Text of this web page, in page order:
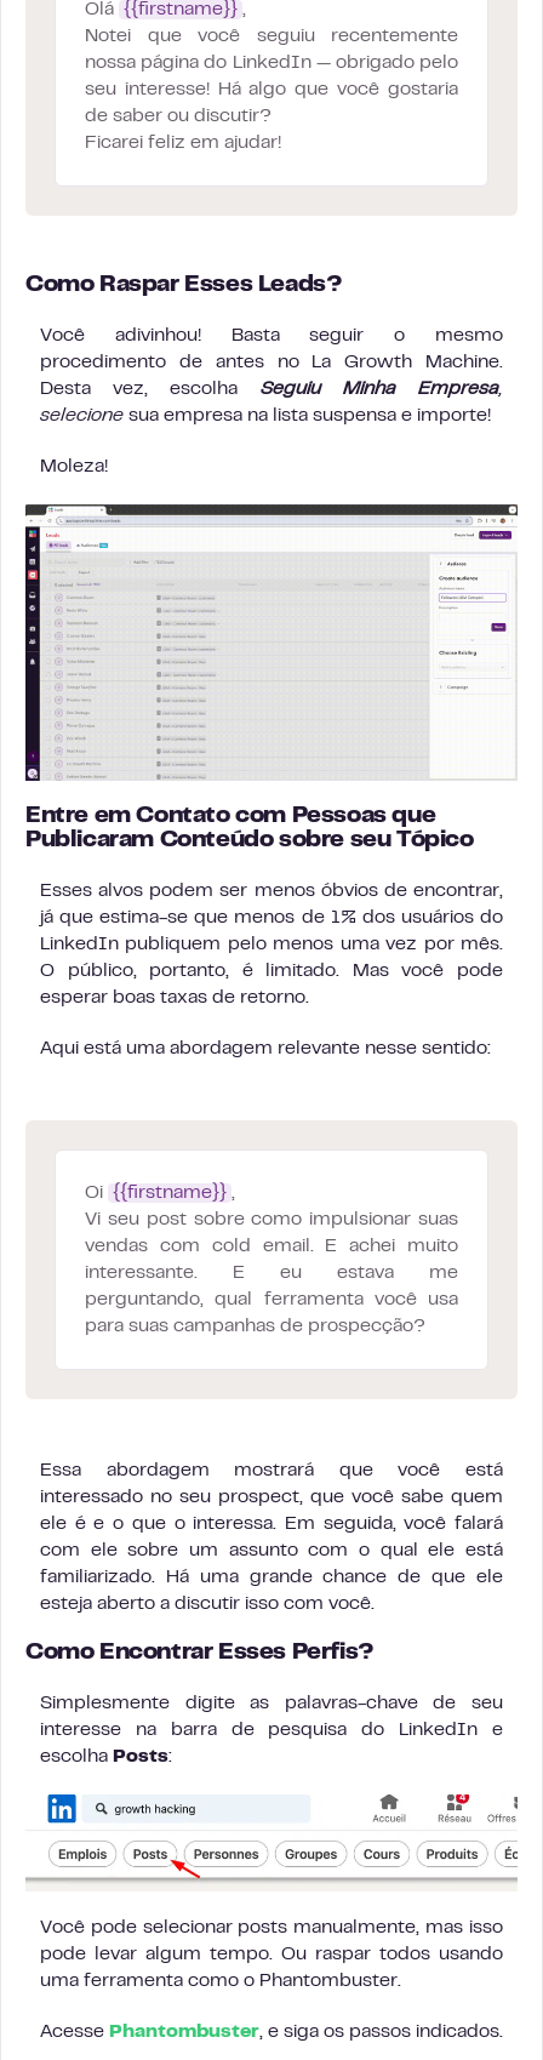
Olá {{firstname}} ,
Notei que você seguiu recentemente
nossa página do LinkedIn — obrigado pelo
seu interesse! Há algo que você gostaria
de saber ou discutir?
Ficarei feliz em ajudar!
Como Raspar Esses Leads?
Você adivinhou! Basta seguir o mesmo
procedimento de antes no La Growth Machine.
Desta vez, escolha Seguiu Minha Empresa,
selecione sua empresa na lista suspensa e importe!
Moleza!
Entre em Contato com Pessoas que
Publicaram Conteúdo sobre seu Tópico
Esses alvos podem ser menos óbvios de encontrar,
já que estima-se que menos de 1% dos usuários do
LinkedIn publiquem pelo menos uma vez por mês.
O público, portanto, é limitado. Mas você pode
esperar boas taxas de retorno.
Aqui está uma abordagem relevante nesse sentido:
Oi {{firstname}} ,
Vi seu post sobre como impulsionar suas
vendas com cold email. E achei muito
interessante. E eu estava me
perguntando, qual ferramenta você usa
para suas campanhas de prospecção?
Essa abordagem mostrará que você está
interessado no seu prospect, que você sabe quem
ele é e o que o interessa. Em seguida, você falará
com ele sobre um assunto com o qual ele está
familiarizado. Há uma grande chance de que ele
esteja aberto a discutir isso com você.
Como Encontrar Esses Perfis?
Simplesmente digite as palavras-chave de seu
interesse na barra de pesquisa do LinkedIn e
escolha Posts:
Você pode selecionar posts manualmente, mas isso
pode levar algum tempo. Ou raspar todos usando
uma ferramenta como o Phantombuster.
Acesse Phantombuster, e siga os passos indicados.